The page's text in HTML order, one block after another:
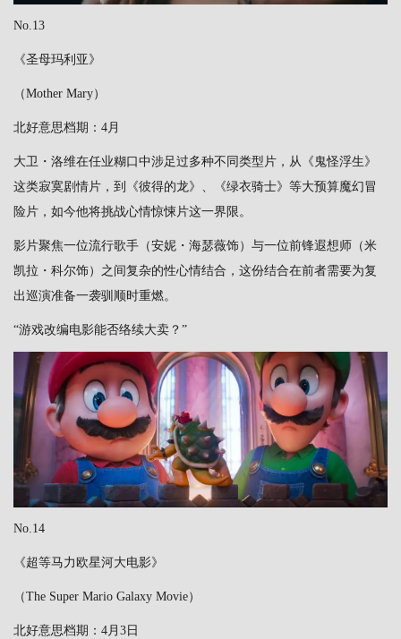
No.13
《圣母玛利亚》
（Mother Mary）
北好意思档期：4月
大卫・洛维在任业糊口中涉足过多种不同类型片，从《鬼怪浮生》
这类寂寞剧情片，到《彼得的龙》、《绿衣骑士》等大预算魔幻冒
险片，如今他将挑战心情惊悚片这一界限。
影片聚焦一位流行歌手（安妮・海瑟薇饰）与一位前锋遐想师（米
凯拉・科尔饰）之间复杂的性心情结合，这份结合在前者需要为复
出巡演准备一袭驯顺时重燃。
“游戏改编电影能否络续大卖？”
No.14
《超等马力欧星河大电影》
（The Super Mario Galaxy Movie）
北好意思档期：4月3日